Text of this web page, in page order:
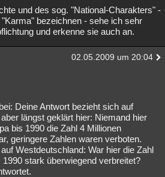
und des sog. "National-Charakters" -
bezeichnen - sehe ich sehr
und erkenne sie auch an.
02.05.2009 um 20:04
Deine Antwort bezieht sich auf
längst geklärt hier: Niemand hier
bis 1990 die Zahl 4 Millionen
geringere Zahlen waren verboten.
Westdeutschland: War hier die Zahl
stark überwiegend verbreitet?